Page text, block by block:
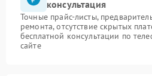
консультация
Точные прайс-листы,
ремонта, отсутствие скрытых
бесплатной консультации по
сайте